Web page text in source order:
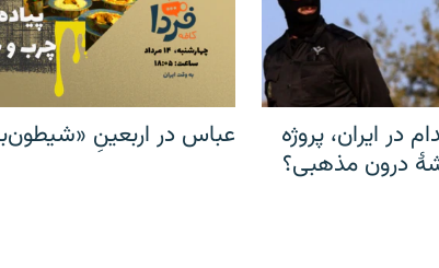
در ایران، پروژه
درون مذهبی؟
عباس در اربعینِ